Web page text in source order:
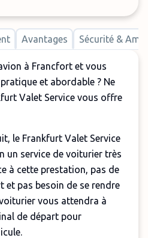
Avantages Sécurité &
à Francfort et vous
et abordable ? Ne
Valet Service vous offre
le Frankfurt Valet Service
un service de voiturier très
à cette prestation, pas de
et pas besoin de se rendre
vous attendra à
de départ pour